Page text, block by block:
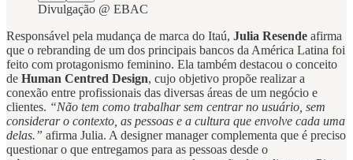
Divulgação @ EBAC
Responsável pela mudança de marca do Itaú, Julia Resende afirma
que o rebranding de um dos principais bancos da América Latina foi
feito com protagonismo feminino. Ela também destacou o conceito
de Human Centred Design, cujo objetivo propõe realizar a
conexão entre profissionais das diversas áreas de um negócio e
clientes. “Não tem como trabalhar sem centrar no usuário, sem
considerar o contexto, as pessoas e a cultura que envolve cada uma
delas.” afirma Julia. A designer manager complementa que é preciso
questionar o que entregamos para as pessoas desde o